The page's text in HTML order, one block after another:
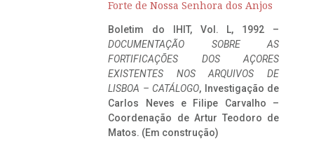
Forte de Nossa Senhora dos Anjos
Boletim do IHIT, Vol. L, 1992 –
DOCUMENTAÇÃO SOBRE AS
FORTIFICAÇÕES DOS AÇORES
EXISTENTES NOS ARQUIVOS DE
LISBOA – CATÁLOGO, Investigação de
Carlos Neves e Filipe Carvalho –
Coordenação de Artur Teodoro de
Matos. (Em construção)